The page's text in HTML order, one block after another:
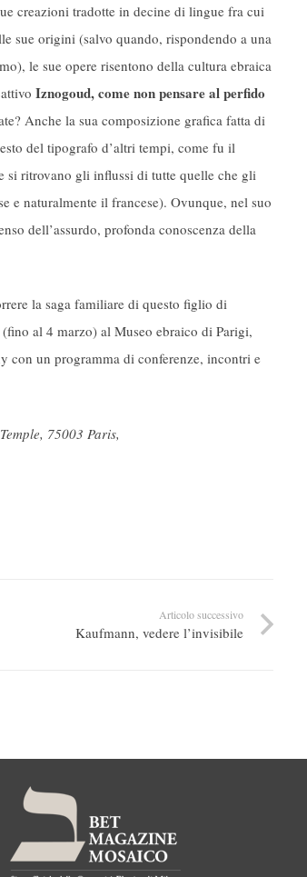
creazioni tradotte in decine di lingue fra cui
sue origini (salvo quando, rispondendo a una
le sue opere risentono della cultura ebraica
Iznogoud, come non pensare al perfido
Anche la sua composizione grafica fatta di
del tipografo d’altri tempi, come fu il
ritrovano gli influssi di tutte quelle che gli
e naturalmente il francese). Ovunque, nel suo
dell’assurdo, profonda conoscenza della
la saga familiare di questo figlio di
al 4 marzo) al Museo ebraico di Parigi,
con un programma di conferenze, incontri e
75003 Paris,
Articolo successivo
Kaufmann, vedere l’invisibile